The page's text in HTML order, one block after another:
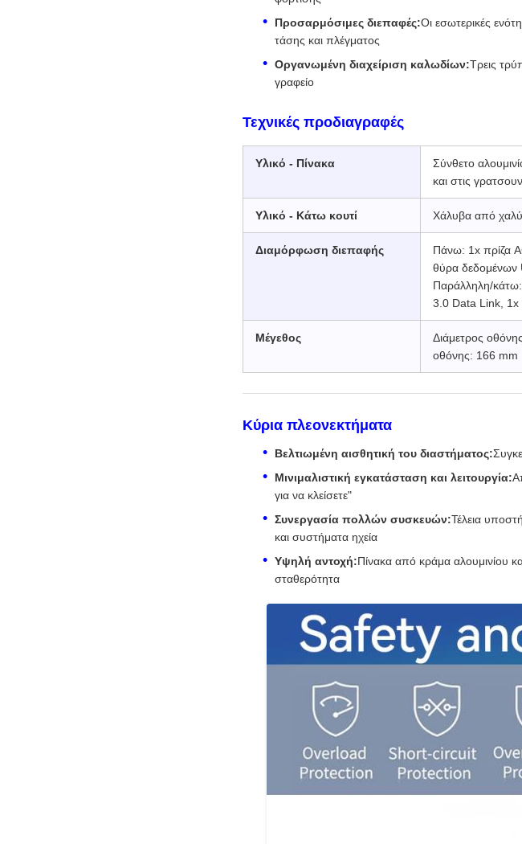
Προσαρμόσιμες διεπαφές:Οι εσωτερικές
τάσης και πλέγματος
Οργανωμένη διαχείριση καλωδίων:Τρεις
γραφείο
Τεχνικές προδιαγραφές
Υλικό - Πίνακα
Σύνθετο
και στις
Υλικό - Κάτω κουτί Χάλυβα από
Διαμόρφωση διεπαφής
Πάνω: 1x πρίζα
θύρα δεδομένων
Παράλληλη/
3.0 Data Link,
Μέγεθος
Διάμετρος
οθόνης: 166 mm
Κύρια πλεονεκτήματα
Βελτιωμένη αισθητική του διαστήματος:
Μινιμαλιστική εγκατάσταση και λειτουργία:
για να κλείσετε"
Συνεργασία πολλών συσκευών:Τέλεια
και συστήματα ηχεία
Υψηλή αντοχή:Πίνακα από κράμα αλουμινίου
σταθερότητα